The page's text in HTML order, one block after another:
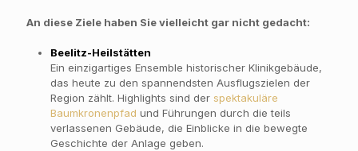
An diese Ziele haben Sie vielleicht gar nicht gedacht:
Beelitz-Heilstätten
Ein einzigartiges Ensemble historischer Klinikgebäude,
das heute zu den spannendsten Ausflugszielen der
Region zählt. Highlights sind der spektakuläre
Baumkronenpfad und Führungen durch die teils
verlassenen Gebäude, die Einblicke in die bewegte
Geschichte der Anlage geben.